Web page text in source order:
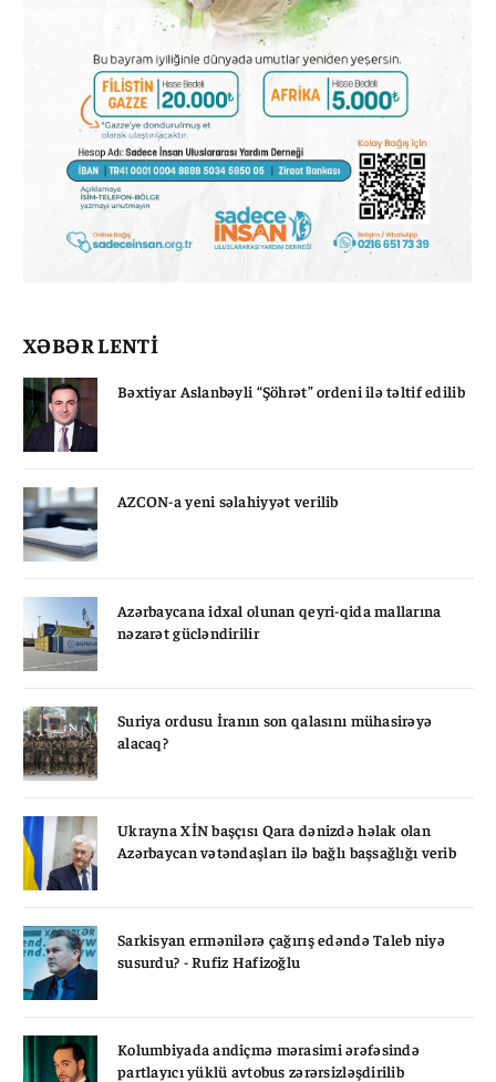
XƏBƏR LENTİ
Bəxtiyar Aslanbəyli “Şöhrət” ordeni ilə təltif edilib
AZCON-a yeni səlahiyyət verilib
Azərbaycana idxal olunan qeyri-qida mallarına
nəzarət gücləndirilir
Suriya ordusu İranın son qalasını mühasirəyə
alacaq?
Ukrayna XİN başçısı Qara dənizdə həlak olan
Azərbaycan vətəndaşları ilə bağlı başsağlığı verib
Sarkisyan ermənilərə çağırış edəndə Taleb niyə
susurdu? - Rufiz Hafizoğlu
Kolumbiyada andiçmə mərasimi ərəfəsində
partlayıcı yüklü avtobus zərərsizləşdirilib